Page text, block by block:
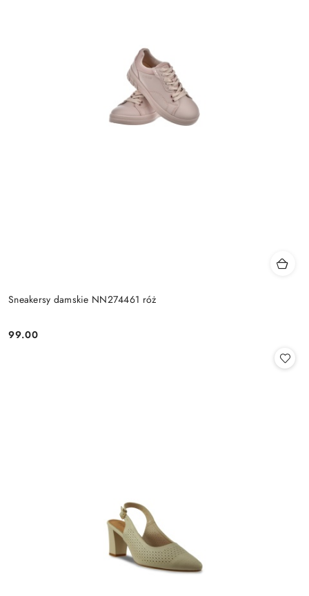
Sneakersy damskie NN274461 róż
Cena:
99.00